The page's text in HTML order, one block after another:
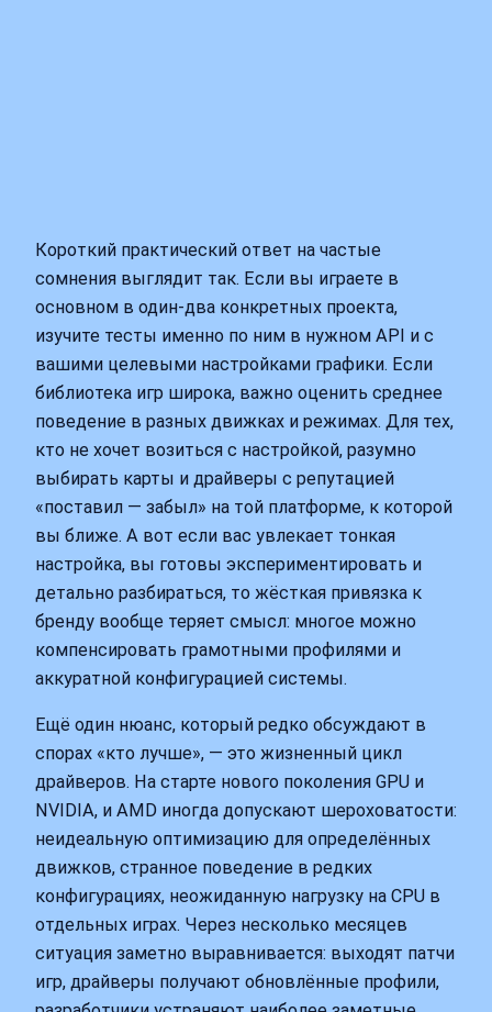
Короткий практический ответ на частые
сомнения выглядит так. Если вы играете в
основном в один‑два конкретных проекта,
изучите тесты именно по ним в нужном API и с
вашими целевыми настройками графики. Если
библиотека игр широка, важно оценить среднее
поведение в разных движках и режимах. Для тех,
кто не хочет возиться с настройкой, разумно
выбирать карты и драйверы с репутацией
«поставил — забыл» на той платформе, к которой
вы ближе. А вот если вас увлекает тонкая
настройка, вы готовы экспериментировать и
детально разбираться, то жёсткая привязка к
бренду вообще теряет смысл: многое можно
компенсировать грамотными профилями и
аккуратной конфигурацией системы.
Ещё один нюанс, который редко обсуждают в
спорах «кто лучше», — это жизненный цикл
драйверов. На старте нового поколения GPU и
NVIDIA, и AMD иногда допускают шероховатости:
неидеальную оптимизацию для определённых
движков, странное поведение в редких
конфигурациях, неожиданную нагрузку на CPU в
отдельных играх. Через несколько месяцев
ситуация заметно выравнивается: выходят патчи
игр, драйверы получают обновлённые профили,